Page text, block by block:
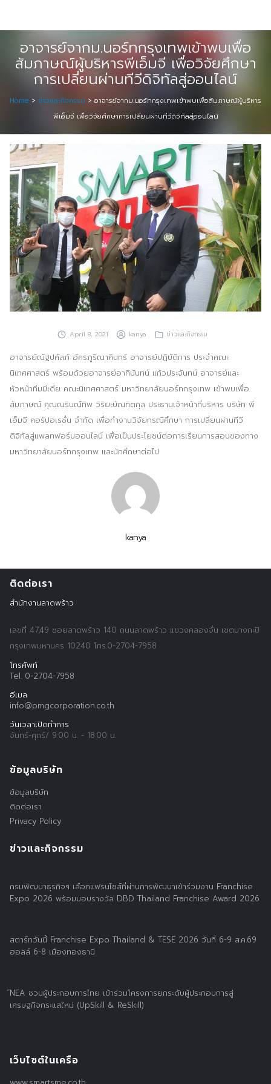
Event & Exhibition Solution
intro
Media Solution
Seminar Service Solution
Trading & E-Commerce Solution
ข้อมูลบริษัท
จัดงานแสดงสินค้าและอีเว้นท์ต่าง ๆ
ติดต่อเรา
บริการของเรา
ประชาสัมพันธ์ผ่านสื่อออฟไลน์และสื่อออนไลน์
ผลงานของเรา
ผลิตสิ่งพิมพ์และที่เกี่ยวข้อง
พัฒนาผลิตภัณฑ์
หน้าแรก
อบรมสัมมนาออฟไลน์และออนไลน์
Search
for:
อาจารย์จากม.นอร์ทกรุงเทพเข้าพบเพื่อ
สัมภาษณ์ผู้บริหารพีเอ็มจี เพื่อวิจัยศึกษา
การเปลี่ยนผ่านทีวีดิจิทัลสู่ออนไลน์
Home > ข่าวและกิจกรรม > อาจารย์จากม.นอร์ทกรุงเทพเข้าพบเพื่อสัมภาษณ์ผู้บริหาร
พีเอ็มจี เพื่อวิจัยศึกษาการเปลี่ยนผ่านทีวีดิจิทัลสู่ออนไลน์
April 8, 2021 kanya ข่าวและกิจกรรม
อาจารย์ณัฐปคัลภ์ อัครภูริณาคินทร์ อาจารย์ปฏิบัติการ ประจำคณะ
นิเทศศาสตร์ พร้อมด้วยอาจารย์อาทินันทน์ แก้วประจันทน์ อาจารย์และ
หัวหน้าทีมมีเดีย คณะนิเทศศาสตร์ มหาวิทยาลัยนอร์ทกรุงเทพ เข้าพบเพื่อ
สัมภาษณ์ คุณณรินณ์ทิพ วิริยะบัณฑิตกุล ประธานเจ้าหน้าที่บริหาร บริษัท พี
เอ็มจี คอร์ปอเรชั่น จำกัด เพื่อทำงานวิจัยกรณีศึกษา การเปลี่ยนผ่านทีวี
ดิจิทัลสู่แพลทฟอร์มออนไลน์ เพื่อเป็นประโยชน์ต่อการเรียนการสอนของทาง
มหาวิทยาลัยนอร์ทกรุงเทพ และนักศึกษาต่อไป
kanya
ติดต่อเรา
สำนักงานลาดพร้าว
เลขที่ 47,49 ซอยลาดพร้าว 140 ถนนลาดพร้าว แขวงคลองจั่น เขตบางกะปิ
กรุงเทพมหานคร 10240 โทร.0-2704-7958
โทรศัพท์
Tel. 0-2704-7958
อีเมล
info@pmgcorporation.co.th
วันเวลาเปิดทำการ
จันทร์-ศุกร์/ 9:00 น. - 18:00 น.
ข้อมูลบริษัท
ข้อมูลบริษัท
ติดต่อเรา
Privacy Policy
ข่าวและกิจกรรม
กรมพัฒนาธุรกิจฯ เลือกแฟรนไชส์ที่ผ่านการพัฒนาเข้าร่วมงาน Franchise
Expo 2026 พร้อมมอบรางวัล DBD Thailand Franchise Award 2026
สตาร์ทวันนี้ Franchise Expo Thailand & TESE 2026 วันที่ 6-9 ส.ค.69
ฮอลล์ 6-8 เมืองทองธานี
์NEA ชวนผู้ประกอบการไทย เข้าร่วมโครงการยกระดับผู้ประกอบการสู่
เศรษฐกิจกระแสใหม่ (UpSkill & ReSkill)
เว็บไซต์ในเครือ